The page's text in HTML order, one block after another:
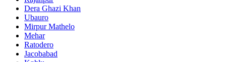
Dera Ghazi Khan
Ubauro
Mirpur Mathelo
Mehar
Ratodero
Jacobabad